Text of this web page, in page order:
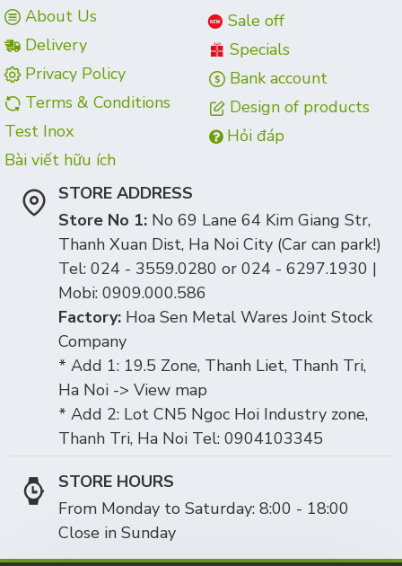
About Us
Delivery
Privacy Policy
Terms & Conditions
Test Inox
Bài viết hữu ích
Sale off
Specials
Bank account
Design of products
Hỏi đáp
STORE ADDRESS
Store No 1: No 69 Lane 64 Kim Giang Str,
Thanh Xuan Dist, Ha Noi City (Car can park!)
Tel: 024 - 3559.0280 or 024 - 6297.1930 |
Mobi: 0909.000.586
Factory: Hoa Sen Metal Wares Joint Stock
Company
* Add 1: 19.5 Zone, Thanh Liet, Thanh Tri,
Ha Noi -> View map
* Add 2: Lot CN5 Ngoc Hoi Industry zone,
Thanh Tri, Ha Noi Tel: 0904103345
STORE HOURS
From Monday to Saturday: 8:00 - 18:00
Close in Sunday